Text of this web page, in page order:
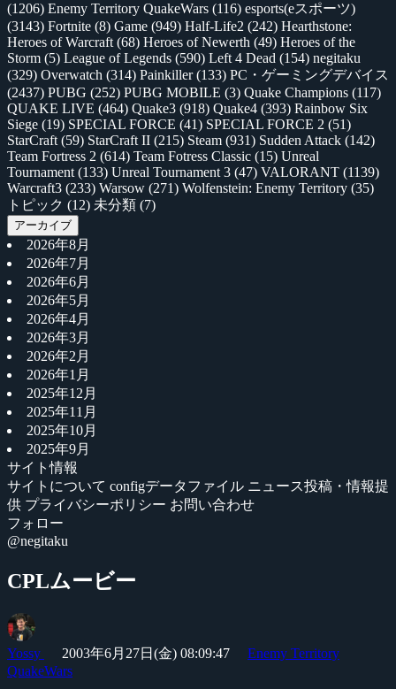
(1206) Enemy Territory QuakeWars (116) esports(eスポーツ)
(3143) Fortnite (8) Game (949) Half-Life2 (242) Hearthstone:
Heroes of Warcraft (68) Heroes of Newerth (49) Heroes of the
Storm (5) League of Legends (590) Left 4 Dead (154) negitaku
(329) Overwatch (314) Painkiller(133) PC・ゲーミングデバイス
(2437) PUBG (252) PUBG MOBILE (3) Quake Champions (117)
QUAKE LIVE (464) Quake3 (918) Quake4 (393) Rainbow Six
Siege (19) SPECIAL FORCE (41) SPECIAL FORCE 2 (51)
StarCraft (59) StarCraft II (215) Steam (931) Sudden Attack (142)
Team Fortress 2 (614) Team Fotress Classic (15) Unreal
Tournament (133) Unreal Tournament 3 (47) VALORANT (1139)
Warcraft3 (233) Warsow (271) Wolfenstein: Enemy Territory (35)
トピック (12) 未分類 (7)
アーカイブ
2026年8月
2026年7月
2026年6月
2026年5月
2026年4月
2026年3月
2026年2月
2026年1月
2025年12月
2025年11月
2025年10月
2025年9月
サイト情報
サイトについて configデータファイル ニュース投稿・情報提
供 プライバシーポリシー お問い合わせ
フォロー
@negitaku
CPLムービー
Yossy 2003年6月27日(金) 08:09:47
Enemy Territory
QuakeWars